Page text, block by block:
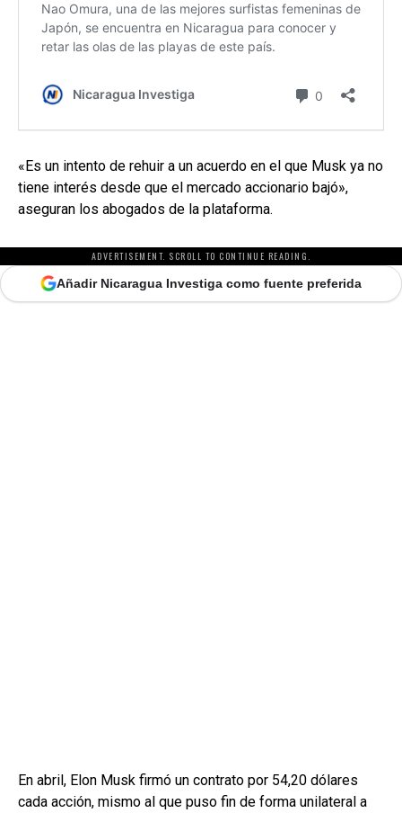
«Es un intento de rehuir a un acuerdo en el que Musk ya no
tiene interés desde que el mercado accionario bajó»,
aseguran los abogados de la plataforma.
ADVERTISEMENT. SCROLL TO CONTINUE READING.
Añadir Nicaragua Investiga como fuente preferida
En abril, Elon Musk firmó un contrato por 54,20 dólares
cada acción, mismo al que puso fin de forma unilateral a